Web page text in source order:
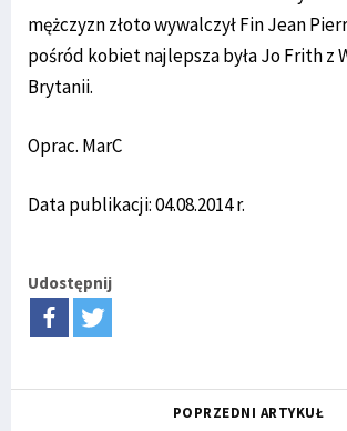
mężczyzn złoto wywalczył Fin Jean
pośród kobiet najlepsza była Jo Frith z
Brytanii.
Oprac. MarC
Data publikacji: 04.08.2014 r.
Udostępnij
POPRZEDNI ARTYKUŁ